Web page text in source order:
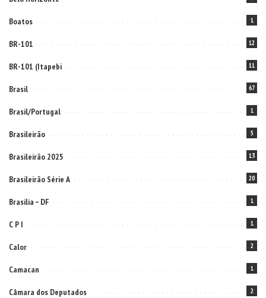
Boatos 1
BR-101 12
BR-101 (Itapebi 11
Brasil 67
Brasil/Portugal 1
Brasileirão 5
Brasileirão 2025 13
Brasileirão Série A 20
Brasilia – DF 1
C P I 1
Calor 2
Camacan 1
Câmara dos Deputados 2